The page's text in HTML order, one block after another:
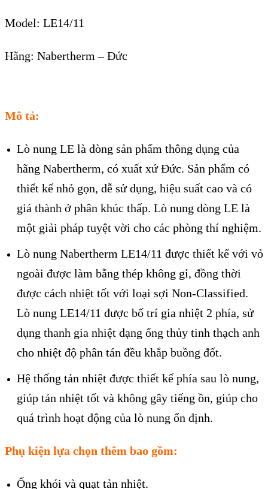
Model: LE14/11
Hãng: Nabertherm – Đức
Mô tả:
Lò nung LE là dòng sản phẩm thông dụng của
hãng Nabertherm, có xuất xứ Đức. Sản phẩm có
thiết kế nhỏ gọn, dễ sử dụng, hiệu suất cao và có
giá thành ở phân khúc thấp. Lò nung dòng LE là
một giải pháp tuyệt vời cho các phòng thí nghiệm.
Lò nung Nabertherm LE14/11 được thiết kế với vỏ
ngoài được làm bằng thép không gỉ, đồng thời
được cách nhiệt tốt với loại sợi Non-Classified.
Lò nung LE14/11 được bố trí gia nhiệt 2 phía, sử
dụng thanh gia nhiệt dạng ống thủy tinh thạch anh
cho nhiệt độ phân tán đều khắp buồng đốt.
Hệ thống tản nhiệt được thiết kế phía sau lò nung,
giúp tản nhiệt tốt và không gây tiếng ồn, giúp cho
quá trình hoạt động của lò nung ổn định.
Phụ kiện lựa chọn thêm bao gồm:
Ống khói và quạt tản nhiệt.